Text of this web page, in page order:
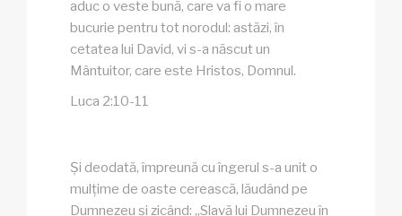
aduc o veste bună, care va fi o mare
bucurie pentru tot norodul: astăzi, în
cetatea lui David, vi s-a născut un
Mântuitor, care este Hristos, Domnul.
Luca 2:10-11
Și deodată, împreună cu îngerul s-a unit o
mulțime de oaste cerească, lăudând pe
Dumnezeu și zicând: „Slavă lui Dumnezeu în